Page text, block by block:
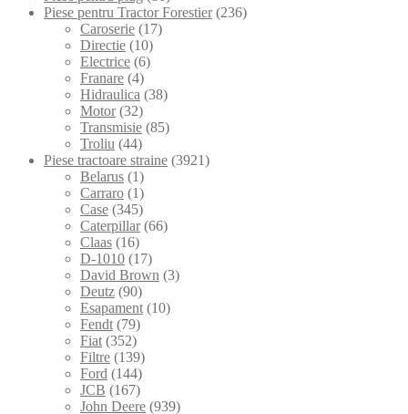
Piese pentru Tractor Forestier (236)
Caroserie (17)
Directie (10)
Electrice (6)
Franare (4)
Hidraulica (38)
Motor (32)
Transmisie (85)
Troliu (44)
Piese tractoare straine (3921)
Belarus (1)
Carraro (1)
Case (345)
Caterpillar (66)
Claas (16)
D-1010 (17)
David Brown (3)
Deutz (90)
Esapament (10)
Fendt (79)
Fiat (352)
Filtre (139)
Ford (144)
JCB (167)
John Deere (939)